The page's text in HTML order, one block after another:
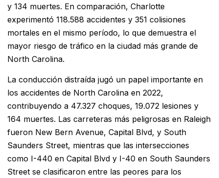
y 134 muertes. En comparación, Charlotte
experimentó 118.588 accidentes y 351 colisiones
mortales en el mismo período, lo que demuestra el
mayor riesgo de tráfico en la ciudad más grande de
North Carolina.
La conducción distraída jugó un papel importante en
los accidentes de North Carolina en 2022,
contribuyendo a 47.327 choques, 19.072 lesiones y
164 muertes. Las carreteras más peligrosas en Raleigh
fueron New Bern Avenue, Capital Blvd, y South
Saunders Street, mientras que las intersecciones
como I-440 en Capital Blvd y I-40 en South Saunders
Street se clasificaron entre las peores para los